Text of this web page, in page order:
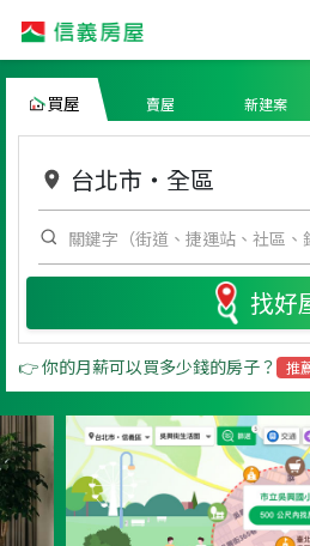
買屋 賣屋 新建案
台北市 ・ 全區
找好
👉 你的月薪可以買多少錢的房子？ 推